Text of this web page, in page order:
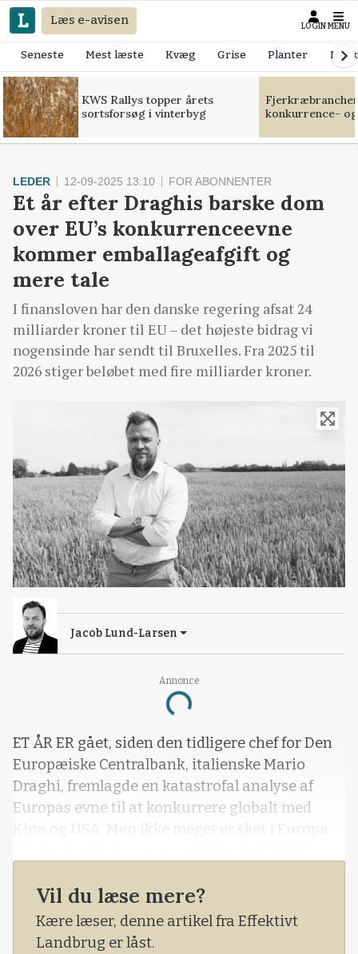
Læs e-avisen LOGIN MENU
Seneste Mest læste Kvæg Grise Planter
KWS Rallys topper årets
sortsforsøg i vinterbyg
konkurrence-
Annonce
Loading...
LEDER 12-09-2025 13:10 FOR ABONNENTER
Et år efter Draghis barske dom
over EU’s konkurrenceevne
kommer emballageafgift og
mere tale
I finansloven har den danske regering afsat 24
milliarder kroner til EU – det højeste bidrag vi
nogensinde har sendt til Bruxelles. Fra 2025 til
2026 stiger beløbet med fire milliarder kroner.
Jacob Lund-Larsen
ET ÅR ER gået, siden den tidligere chef for Den
Europæiske Centralbank, italienske Mario
Draghi, fremlagde en katastrofal analyse af
Europas evne til at konkurrere globalt med
Kina og USA. Men ikke meget er sket i Europa
formået at pille ved, fremgår det af en ny
analyse fra tænketanken European Policy
Innovation Council. Draghi har anbefalet små
Vil du læse mere?
Kære læser, denne artikel fra Effektivt
Landbrug er låst.